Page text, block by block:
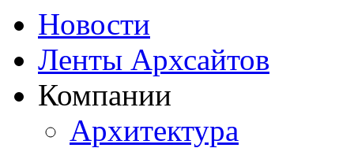
Новости
Ленты Архсайтов
Компании
Архитектура